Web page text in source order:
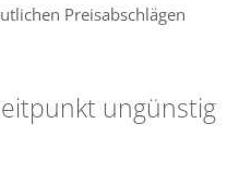
Preisabschlägen
ungünstig